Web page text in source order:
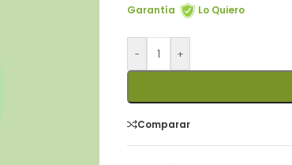
Garantía Lo Quiero
- +
Comparar